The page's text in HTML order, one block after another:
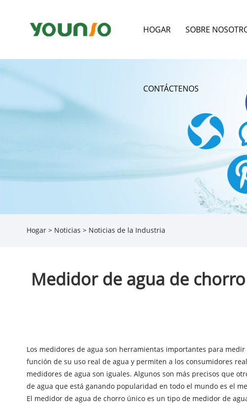
HOGAR SOBRE
CONTÁCTENOS
Hogar > Noticias > Noticias de la Industria
Medidor de agua de
Los medidores de agua son herramientas importantes para
función de su uso real de agua y permiten a los consumidores
medidores de agua son iguales. Algunos son más precisos que
de agua que está ganando popularidad en todo el mundo es el
El medidor de agua de chorro único es un tipo de medidor de